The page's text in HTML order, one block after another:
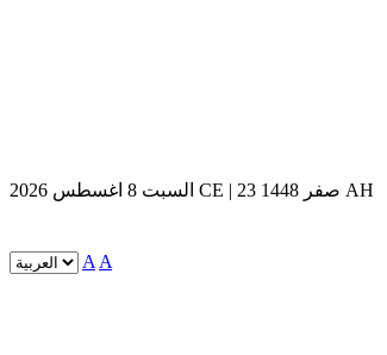
السبت 8 اغسطس 2026 CE | 23 صفر 1448 AH
A A